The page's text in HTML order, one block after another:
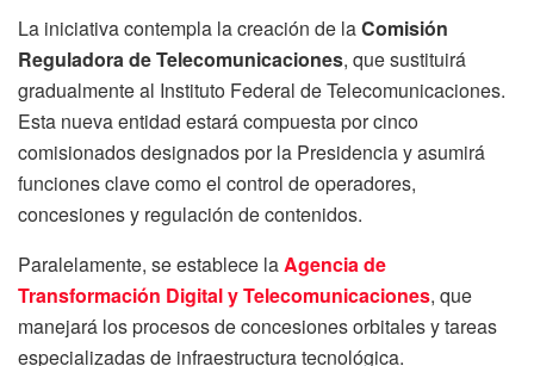
La iniciativa contempla la creación de laComisión
Reguladora de Telecomunicaciones, que sustituirá
gradualmente al Instituto Federal de Telecomunicaciones.
Esta nueva entidad estará compuesta por cinco
comisionados designados por la Presidencia y asumirá
funciones clave como el control de operadores,
concesiones y regulación de contenidos.
Paralelamente, se establece laAgencia de
Transformación Digital y Telecomunicaciones, que
manejará los procesos de concesiones orbitales y tareas
especializadas de infraestructura tecnológica.